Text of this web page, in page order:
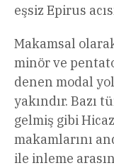
eşsiz Epirus
Makamsal
minör ve
denen modal
yakındır. Bazı
gelmiş gibi
makamlarını
ile inleme